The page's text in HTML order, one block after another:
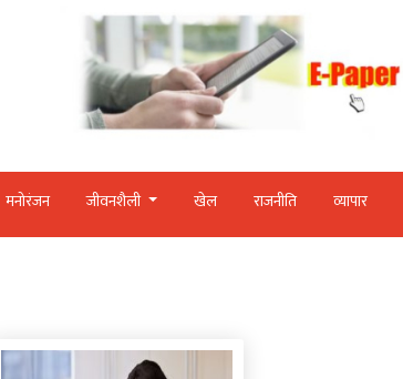
मनोरंजन जीवनशैली खेल राजनीति व्‍यापार